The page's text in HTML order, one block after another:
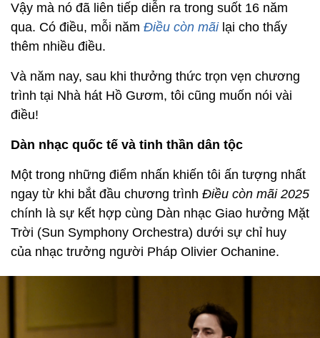
Vậy mà nó đã liên tiếp diễn ra trong suốt 16 năm
qua. Có điều, mỗi năm Điều còn mãi lại cho thấy
thêm nhiều điều.
Và năm nay, sau khi thưởng thức trọn vẹn chương
trình tại Nhà hát Hồ Gươm, tôi cũng muốn nói vài
điều!
Dàn nhạc quốc tế và tinh thần dân tộc
Một trong những điểm nhấn khiến tôi ấn tượng nhất
ngay từ khi bắt đầu chương trình Điều còn mãi 2025
chính là sự kết hợp cùng Dàn nhạc Giao hưởng Mặt
Trời (Sun Symphony Orchestra) dưới sự chỉ huy
của nhạc trưởng người Pháp Olivier Ochanine.